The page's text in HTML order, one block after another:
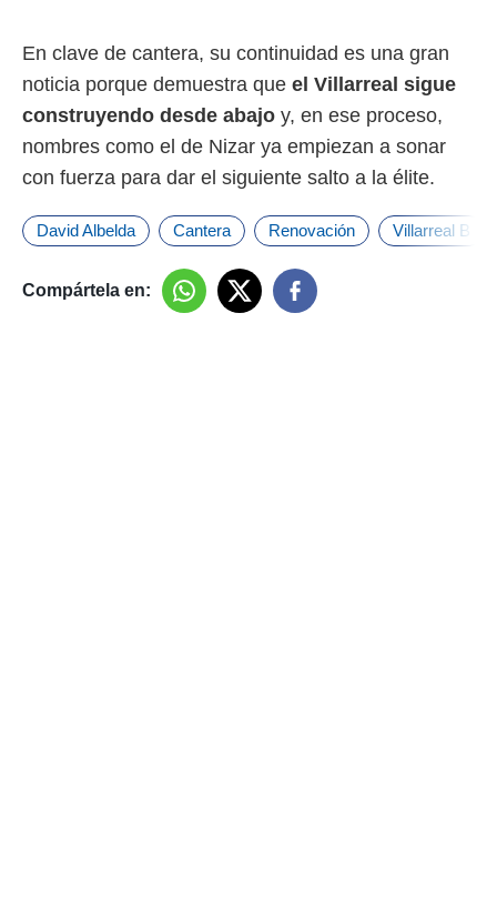
En clave de cantera, su continuidad es una gran
noticia porque demuestra que el Villarreal sigue
construyendo desde abajo y, en ese proceso,
nombres como el de Nizar ya empiezan a sonar
con fuerza para dar el siguiente salto a la élite.
David Albelda Cantera Renovación Villarreal B
Compártela en: